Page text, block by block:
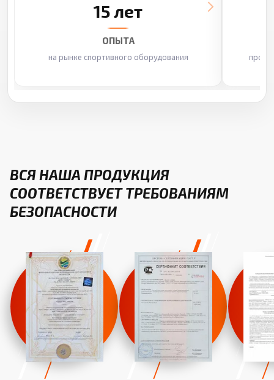
15 лет
ОПЫТА
на рынке спортивного оборудования
ВСЯ НАША ПРОДУКЦИЯ
СООТВЕТСТВУЕТ ТРЕБОВАНИЯМ
БЕЗОПАСНОСТИ